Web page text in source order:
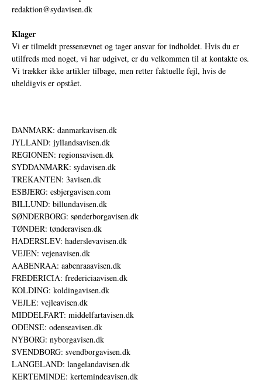
redaktion@sydavisen.dk
Klager
Vi er tilmeldt pressenævnet og tager ansvar for indholdet. Hvis du er
utilfreds med noget, vi har udgivet, er du velkommen til at kontakte os.
Vi trækker ikke artikler tilbage, men retter faktuelle fejl, hvis de
uheldigvis er opstået.
DANMARK: danmarkavisen.dk
JYLLAND: jyllandsavisen.dk
REGIONEN: regionsavisen.dk
SYDDANMARK: sydavisen.dk
TREKANTEN: 3avisen.dk
ESBJERG: esbjergavisen.com
BILLUND: billundavisen.dk
SØNDERBORG: sønderborgavisen.dk
TØNDER: tønderavisen.dk
HADERSLEV: haderslevavisen.dk
VEJEN: vejenavisen.dk
AABENRAA: aabenraaavisen.dk
FREDERICIA: fredericiaavisen.dk
KOLDING: koldingavisen.dk
VEJLE: vejleavisen.dk
MIDDELFART: middelfartavisen.dk
ODENSE: odenseavisen.dk
NYBORG: nyborgavisen.dk
SVENDBORG: svendborgavisen.dk
LANGELAND: langelandavisen.dk
KERTEMINDE: kertemindeavisen.dk